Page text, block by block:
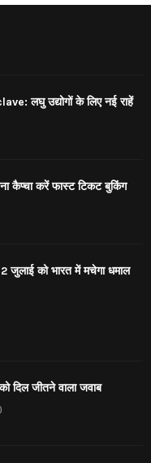
लघु उद्योगों के लिए नई राहें
कैप्चा करें फास्ट टिकट बुकिंग
को भारत में मचेगा धमाल
दिल जीतने वाला जवाब